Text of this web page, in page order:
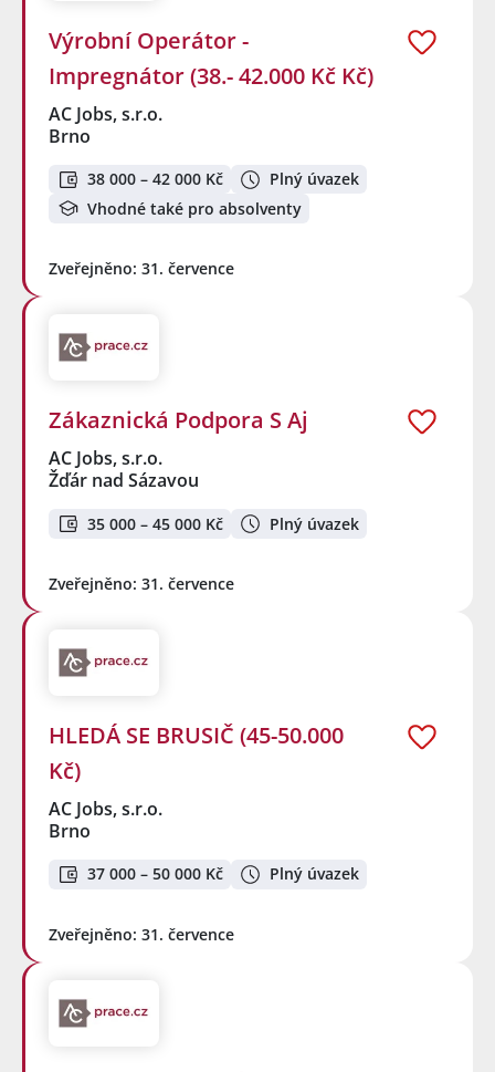
Výrobní Operátor -
Impregnátor (38.- 42.000 Kč Kč)
AC Jobs, s.r.o.
Brno
38 000 – 42 000 Kč
Plný úvazek
Vhodné také pro absolventy
Zveřejněno: 31. července
Zákaznická Podpora S Aj
AC Jobs, s.r.o.
Žďár nad Sázavou
35 000 – 45 000 Kč Plný úvazek
Zveřejněno: 31. července
HLEDÁ SE BRUSIČ (45-50.000
Kč)
AC Jobs, s.r.o.
Brno
37 000 – 50 000 Kč Plný úvazek
Zveřejněno: 31. července